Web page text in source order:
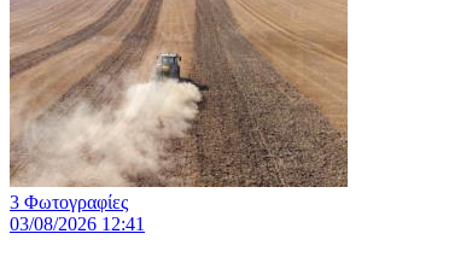
3 Φωτογραφίες
03/08/2026 12:41